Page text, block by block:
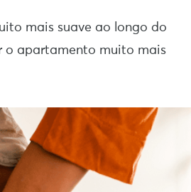
mais suave ao longo do
o apartamento muito mais